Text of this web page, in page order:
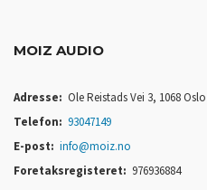
MOIZ AUDIO
Adresse: Ole Reistads Vei 3, 1068 Oslo
Telefon: 93047149
E-post: info@moiz.no
Foretaksregisteret: 976936884